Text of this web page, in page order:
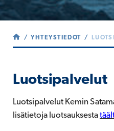
YHTEYSTIEDOT
Luotsipalvelut
Luotsipalvelut Kemin
lisätietoja luotsauksesta